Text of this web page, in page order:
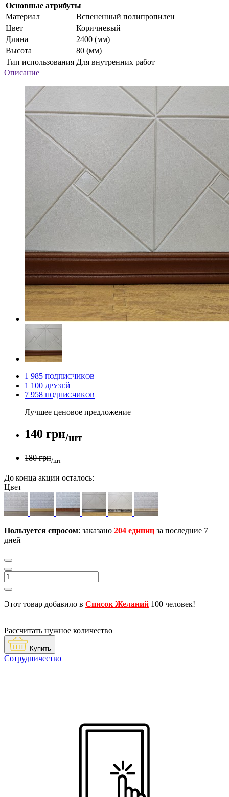
Основные атрибуты
Материал
Вспененный полипропилен
Цвет
Коричневый
Длина
2400 (мм)
Высота
80 (мм)
Тип использования Для внутренних работ
Описание
1 985 ПОДПИСЧИКОВ
1 100 ДРУЗЕЙ
7 958 ПОДПИСЧИКОВ
Лучшее ценовое предложение
140 грн/шт
180 грн/шт
До конца акции осталось:
Цвет
Пользуется спросом: заказано 204 единиц за последние 7
дней
Этот товар добавило в Список Желаний 100 человек!
Рассчитать нужное количество
Купить
Сотрудничество